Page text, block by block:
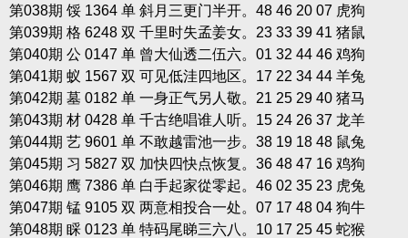
第038期 馁 1364 单 斜月三更门半开。48 46 20 07 虎狗
第039期 格 6248 双 千里时失孟姜女。23 33 39 41 猪鼠
第040期 公 0147 单 曾大仙透二伍六。01 32 44 46 鸡狗
第041期 蚁 1567 双 可见低洼四地区。17 22 34 44 羊兔
第042期 墓 0182 单 一身正气另人敬。21 25 29 40 猪马
第043期 材 0428 单 千古绝唱谁人听。15 24 26 37 龙羊
第044期 艺 9601 单 不敢越雷池一步。38 19 18 48 鼠兔
第045期 习 5827 双 加快四快点恢复。36 48 47 16 鸡狗
第046期 鹰 7386 单 白手起家從零起。46 02 35 23 虎兔
第047期 锰 9105 双 两意相投合一处。07 17 48 04 狗牛
第048期 睬 0123 单 特码尾睇三六八。10 17 25 45 蛇猴